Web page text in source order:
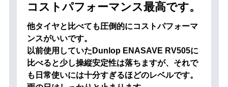
コストパフォーマンス最高です。
他タイヤと比べても圧倒的にコストパフォーマ
ンスがいいです。
以前使用していたDunlop ENASAVE RV505に
比べると少し操縦安定性は落ちますが、それで
も日常使いには十分すぎるほどのレベルです。